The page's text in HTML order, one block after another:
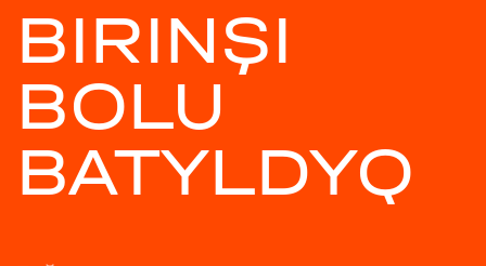
BIRINŞI
BOLU
BATYLDYQ